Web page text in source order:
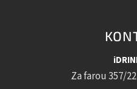
Za farou 357/